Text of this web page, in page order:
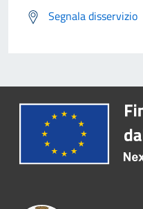
Segnala disservizio